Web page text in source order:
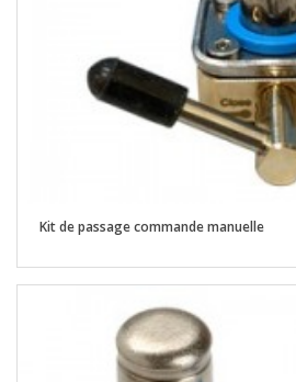
Kit de passage commande manuelle